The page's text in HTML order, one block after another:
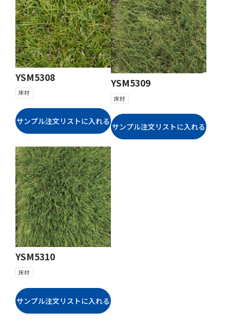
YSM5308
床材
YSM5309
床材
YSM5310
床材